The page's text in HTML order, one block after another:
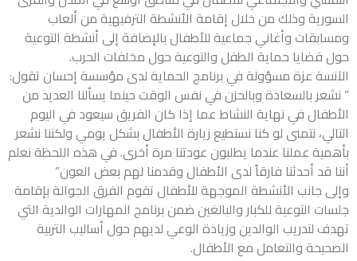
السورية وذلك من خلال إقامة الأنشطة الترفيهية من ألعاب
ومسابقات وأغاني جماعية للأطفال بالإضافة إلى أنشطة التوعية
حول قضايا حماية الطفل والتوعية حول مخلفات الحرب.
الآنسة عزة مسؤولة في برنامج الحماية لدى مؤسسة إحسان تقول:
” نشعر بالسعادة وبالحزن في نفس الوقت حينما يسألنا العديد من
الأطفال في نهاية النشاط عما إذا كان الفريق سيعود في اليوم
التالي، نتمنى لو كنا نستطيع زيارة الأطفال بشكل يومي ولكننا نشعر
بأهمية عملنا عندما يطلبون عودتنا مرة أخرى. في هذه اللحظة نعلم
أننا قد أحدثنا فارقاً لدى الأطفال وقدمنا لهم بعض العون”
وإلى جانب الأنشطة الموجهة للأطفال تقوم الفرق الجوالة بإقامة
جلسات التوعية للكبار والبالغين ضمن برنامج المهارات الوالدية التي
تهدف لتدريب الوالدين وزيادة الوعي لديهم حول أساليب التربية
الصحيحة والتعامل مع الأطفال.